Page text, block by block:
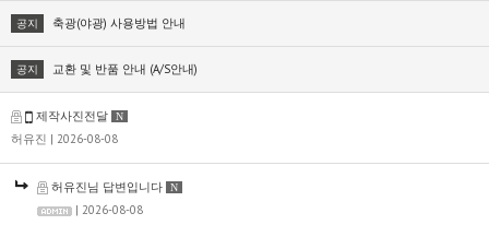
공지 축광(야광) 사용방법 안내
공지 교환 및 반품 안내 (A/S안내)
제작사진전달 N
허유진 | 2026-08-08
허유진님 답변입니다 N
| 2026-08-08